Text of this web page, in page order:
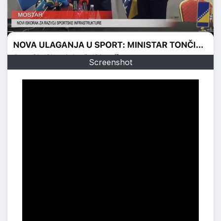
Screenshot